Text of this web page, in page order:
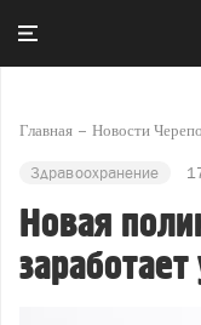
Главная Новости
Здравоохранение
Новая